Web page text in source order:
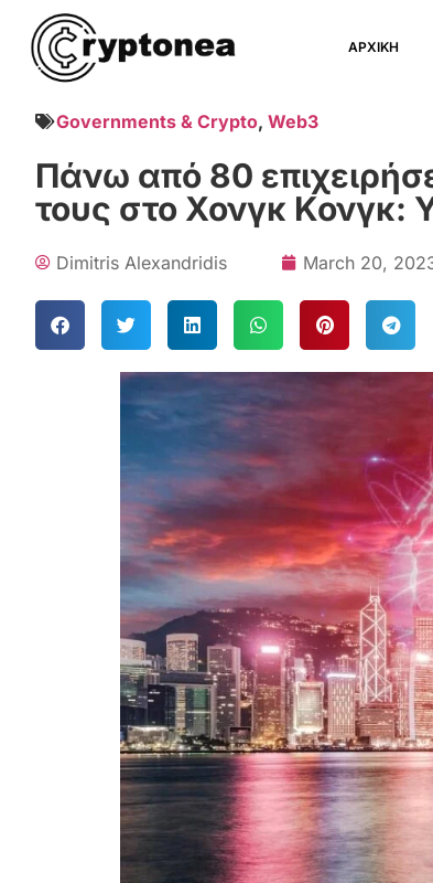
ΑΡΧΙΚΗ
Governments & Crypto, Web3
Πάνω από 80
τους στο Χονγκ Κονγκ:
Dimitris Alexandridis March 20,